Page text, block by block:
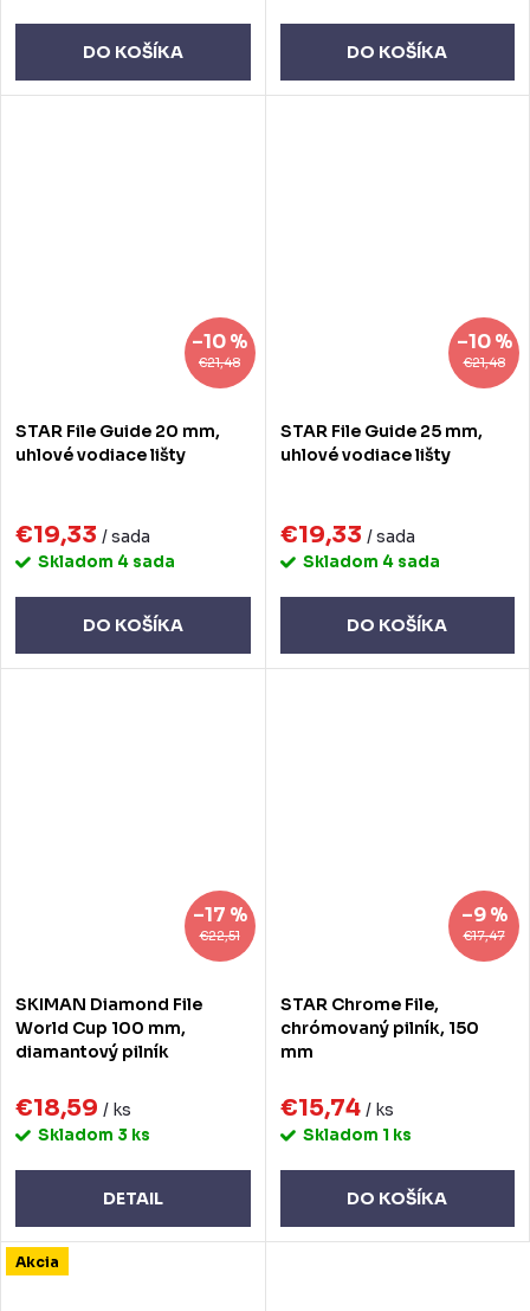
DO KOŠÍKA DO KOŠÍKA
€21,48
–10 %
STAR File Guide 20 mm,
uhlové vodiace lišty
€19,33 / sada
Skladom 4 sada
DO KOŠÍKA
€21,48
–10 %
STAR File Guide 25 mm,
uhlové vodiace lišty
€19,33 / sada
Skladom 4 sada
DO KOŠÍKA
€22,51
–17 %
SKIMAN Diamond File
World Cup 100 mm,
diamantový pilník
€18,59 / ks
Skladom 3 ks
DETAIL
€17,47
–9 %
STAR Chrome File,
chrómovaný pilník, 150
mm
€15,74 / ks
Skladom 1 ks
DO KOŠÍKA
Akcia